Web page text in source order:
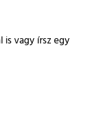
vagy írsz egy